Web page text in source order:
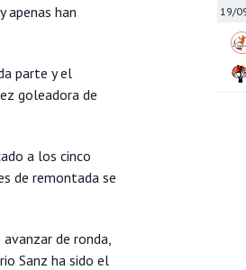
y apenas han
parte y el
goleadora de
a los cinco
de remontada se
de ronda,
Sanz ha sido el
19/